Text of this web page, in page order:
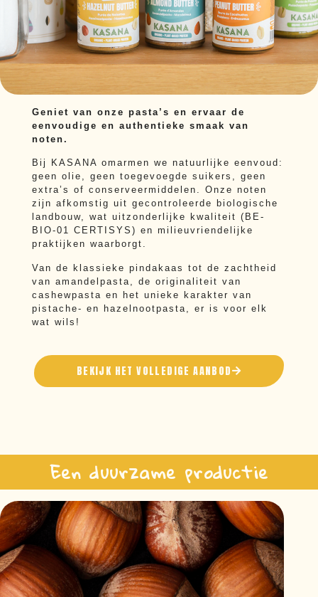
Geniet van onze pasta’s en ervaar de
eenvoudige en authentieke smaak van
noten.
Bij KASANA omarmen we natuurlijke eenvoud:
geen olie, geen toegevoegde suikers, geen
extra’s of conserveermiddelen. Onze noten
zijn afkomstig uit gecontroleerde biologische
landbouw, wat uitzonderlijke kwaliteit (BE-
BIO-01 CERTISYS) en milieuvriendelijke
praktijken waarborgt.
Van de klassieke pindakaas tot de zachtheid
van amandelpasta, de originaliteit van
cashewpasta en het unieke karakter van
pistache- en hazelnootpasta, er is voor elk
wat wils!
BEKIJK HET VOLLEDIGE AANBOD
Een duurzame productie